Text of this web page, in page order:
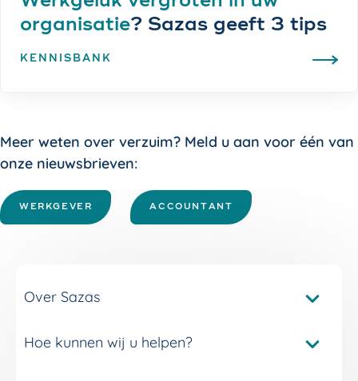
organisatie? Sazas geeft 3 tips
KENNISBANK
Meer weten over verzuim? Meld u aan voor één van
onze nieuwsbrieven:
WERKGEVER ACCOUNTANT
Over Sazas
Pakketvergelijker Sazas
Hoe kunnen wij u helpen?